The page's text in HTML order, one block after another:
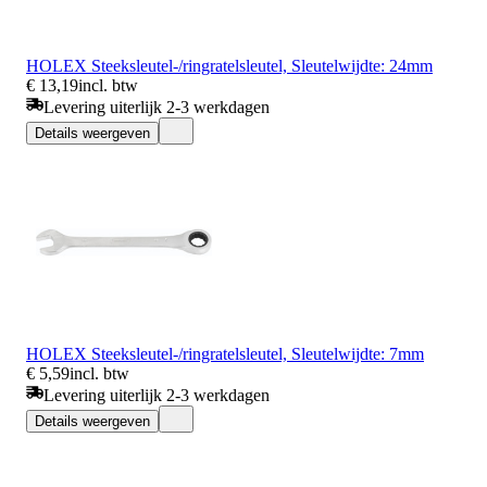
HOLEX Steeksleutel-/ringratelsleutel, Sleutelwijdte: 24mm
€ 13,19incl. btw
Levering uiterlijk 2-3 werkdagen
Details weergeven
HOLEX Steeksleutel-/ringratelsleutel, Sleutelwijdte: 7mm
€ 5,59incl. btw
Levering uiterlijk 2-3 werkdagen
Details weergeven